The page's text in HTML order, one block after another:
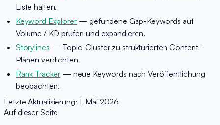
Liste halten.
Keyword Explorer — gefundene Gap-Keywords auf
Volume / KD prüfen und expandieren.
Storylines — Topic-Cluster zu strukturierten Content-
Plänen verdichten.
Rank Tracker — neue Keywords nach Veröffentlichung
beobachten.
Letzte Aktualisierung: 1. Mai 2026
Auf dieser Seite